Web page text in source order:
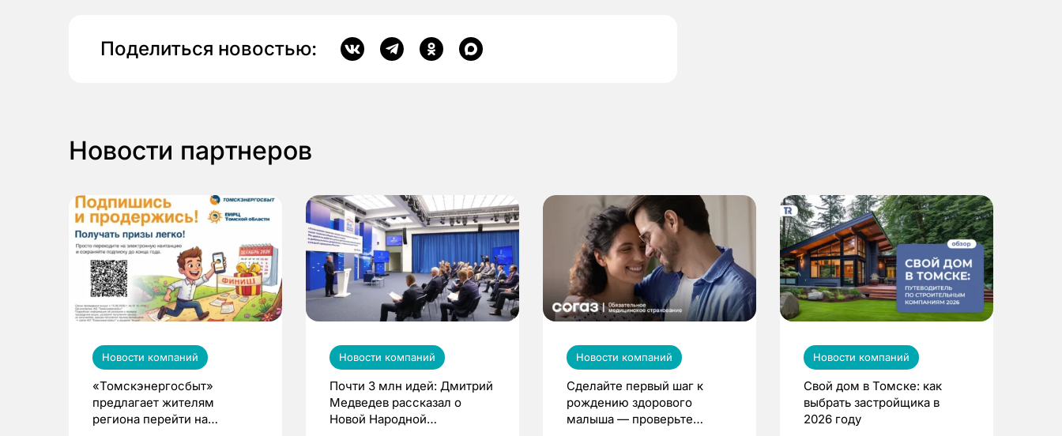
Поделиться новостью:
Новости партнеров
Новости компаний
«Томскэнергосбыт»
предлагает жителям
региона перейти на
Новости компаний
Почти 3 млн идей: Дмитрий
Медведев рассказал о
Новой Народной
Новости компаний
Сделайте первый шаг к
рождению здорового
малыша — проверьте
Новости компаний
Свой дом в Томске: как
выбрать застройщика в
2026 году